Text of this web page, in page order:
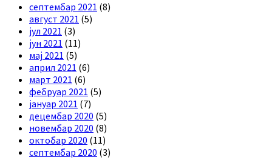
септембар 2021 (8)
август 2021 (5)
јул 2021 (3)
јун 2021 (11)
мај 2021 (5)
април 2021 (6)
март 2021 (6)
фебруар 2021 (5)
јануар 2021 (7)
децембар 2020 (5)
новембар 2020 (8)
октобар 2020 (11)
септембар 2020 (3)